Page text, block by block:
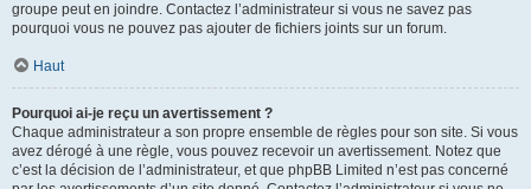
groupe peut en joindre. Contactez l’administrateur si vous ne savez pas
pourquoi vous ne pouvez pas ajouter de fichiers joints sur un forum.
Haut
Pourquoi ai-je reçu un avertissement ?
Chaque administrateur a son propre ensemble de règles pour son site. Si vous
avez dérogé à une règle, vous pouvez recevoir un avertissement. Notez que
c’est la décision de l’administrateur, et que phpBB Limited n’est pas concerné